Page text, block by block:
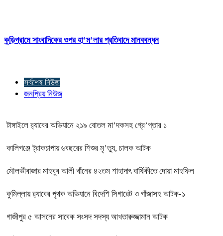
কুড়িগ্রামে সাংবাদিকের ওপর হা’ম’লার প্রতিবাদে মানববন্ধন
সর্বশেষ নিউজ
জনপ্রিয় নিউজ
টাঙ্গাইলে র‍্যাবের অভিযানে ২১৯ বোতল মা’দকসহ গ্রে’প্তার ১
কালিগঞ্জে ট্রাকচাপায় ৬বছরের শিশুর মৃ’ত্যু, চালক আটক
মৌলভীবাজার মাহবুব আলী খাঁনের ৪২তম শাহাদাৎ বার্ষিকীতে দোয়া মাহফিল
কুমিল্লায় র‍্যাবের পৃথক অভিযানে বিদেশি সিগারেট ও গাঁজাসহ আটক-১
গাজীপুর ৫ আসনের সাবেক সংসদ সদস্য আখতারুজ্জামান আটক